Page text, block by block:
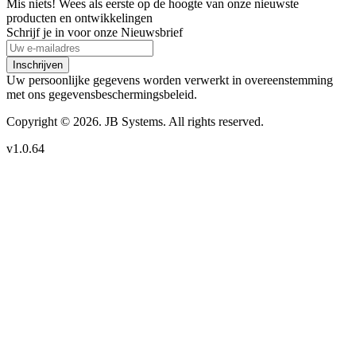
Mis niets! Wees als eerste op de hoogte van onze nieuwste
producten en ontwikkelingen
Schrijf je in voor onze Nieuwsbrief
Inschrijven
Uw persoonlijke gegevens worden verwerkt in overeenstemming
met ons gegevensbeschermingsbeleid.
Copyright © 2026. JB Systems. All rights reserved.
v1.0.64